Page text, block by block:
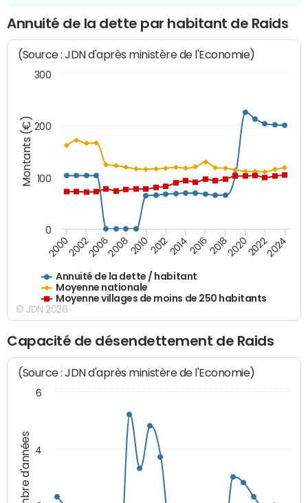
Annuité de la dette par habitant de Raids
Montants (€)
(Source : JDN d'après ministère de l'Economie)
Annuité de la dette / habitant
Moyenne nationale
Moyenne villages de moins de 250 habitants
200020022006200820102012201420162018202020222024
0
100
200
300
© JDN 2026
Capacité de désendettement de Raids
Nombre d'années
(Source : JDN d'après ministère de l'Economie)
4
6